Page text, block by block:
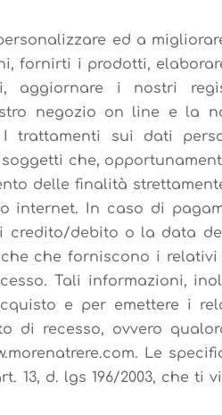
ed a
fornirti i prodotti,
aggiornare i nostri
negozio on line e la
sui dati
che,
delle finalità
internet. In caso di
debito o la data
che forniscono i
Tali informazioni,
e per emettere i
recesso, ovvero
Le
d. lgs 196/2003, che ti